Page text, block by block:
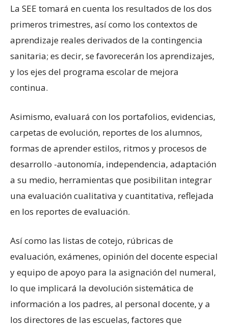
La SEE tomará en cuenta los resultados de los dos
primeros trimestres, así como los contextos de
aprendizaje reales derivados de la contingencia
sanitaria; es decir, se favorecerán los aprendizajes,
y los ejes del programa escolar de mejora
continua.
Asimismo, evaluará con los portafolios, evidencias,
carpetas de evolución, reportes de los alumnos,
formas de aprender estilos, ritmos y procesos de
desarrollo -autonomía, independencia, adaptación
a su medio, herramientas que posibilitan integrar
una evaluación cualitativa y cuantitativa, reflejada
en los reportes de evaluación.
Así como las listas de cotejo, rúbricas de
evaluación, exámenes, opinión del docente especial
y equipo de apoyo para la asignación del numeral,
lo que implicará la devolución sistemática de
información a los padres, al personal docente, y a
los directores de las escuelas, factores que